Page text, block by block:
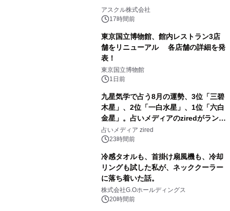
アスクル株式会社
17時間前
東京国立博物館、館内レストラン3店
舗をリニューアル 各店舗の詳細を発
表！
東京国立博物館
1日前
九星気学で占う8月の運勢、3位「三碧
木星」、2位「一白水星」、1位「六白
金星」。占いメディアのziredがランキ
ングを発表
占いメディア zired
23時間前
冷感タオルも、首掛け扇風機も、冷却
リングも試した私が、ネッククーラー
に落ち着いた話。
株式会社G.Oホールディングス
20時間前